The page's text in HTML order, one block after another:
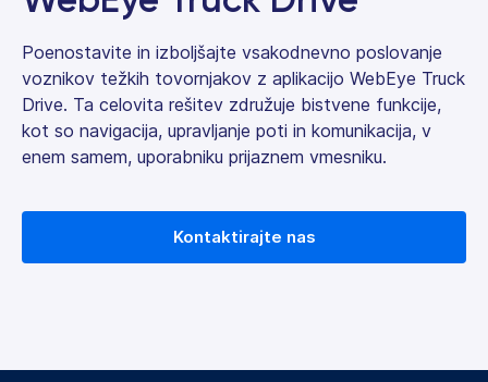
Poenostavite in izboljšajte vsakodnevno poslovanje
voznikov težkih tovornjakov z aplikacijo WebEye Truck
Drive. Ta celovita rešitev združuje bistvene funkcije,
kot so navigacija, upravljanje poti in komunikacija, v
enem samem, uporabniku prijaznem vmesniku.
Kontaktirajte nas